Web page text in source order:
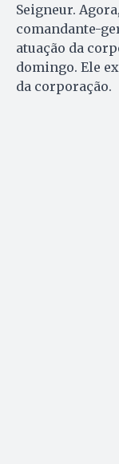
Seigneur.
comandante-
atuação da
domingo. Ele
da corporação.